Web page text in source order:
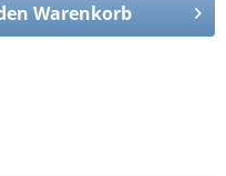
Warenkorb